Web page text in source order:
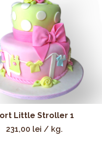
Little Stroller 1
231,00 lei / kg.